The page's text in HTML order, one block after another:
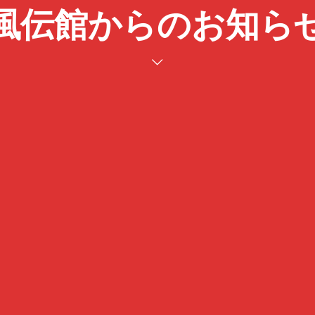
伝館からのお知ら